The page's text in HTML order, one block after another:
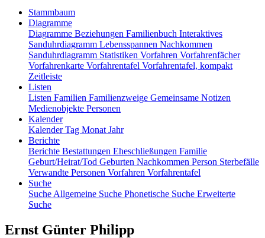
Stammbaum
Diagramme
Diagramme Beziehungen Familienbuch Interaktives
Sanduhrdiagramm Lebensspannen Nachkommen
Sanduhrdiagramm Statistiken Vorfahren Vorfahrenfächer
Vorfahrenkarte Vorfahrentafel Vorfahrentafel, kompakt
Zeitleiste
Listen
Listen Familien Familienzweige Gemeinsame Notizen
Medienobjekte Personen
Kalender
KalenderTag Monat Jahr
Berichte
Berichte Bestattungen Eheschließungen Familie
Geburt/Heirat/Tod Geburten Nachkommen Person Sterbefälle
Verwandte Personen Vorfahren Vorfahrentafel
Suche
Suche Allgemeine Suche Phonetische Suche Erweiterte
Suche
Ernst Günter Philipp